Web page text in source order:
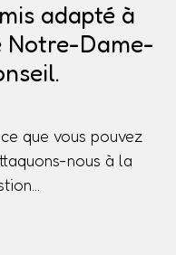
adapté à
Notre-Dame-
que vous pouvez
nous à la